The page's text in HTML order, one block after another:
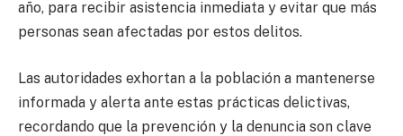
año, para recibir asistencia inmediata y evitar que más
personas sean afectadas por estos delitos.
Las autoridades exhortan a la población a mantenerse
informada y alerta ante estas prácticas delictivas,
recordando que la prevención y la denuncia son clave